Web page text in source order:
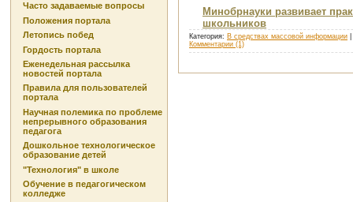
Часто задаваемые вопросы
Положения портала
Летопись побед
Гордость портала
Еженедельная рассылка
новостей портала
Правила для пользователей
портала
Научная полемика по проблеме
непрерывного образования
педагога
Дошкольное технологическое
образование детей
"Технология" в школе
Обучение в педагогическом
колледже
Минобрнауки развивает
школьников
Категория: В средствах массовой информации
Комментарии (1)